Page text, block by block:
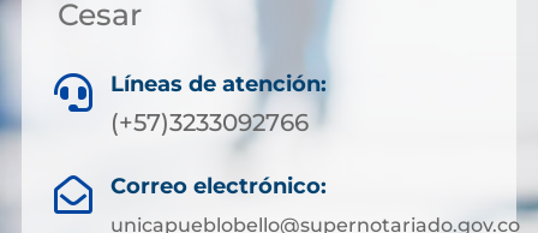
Cesar
 Líneas de atención:
(+57)3233092766
 Correo electrónico:
unicapueblobello@supernotariado.gov.co